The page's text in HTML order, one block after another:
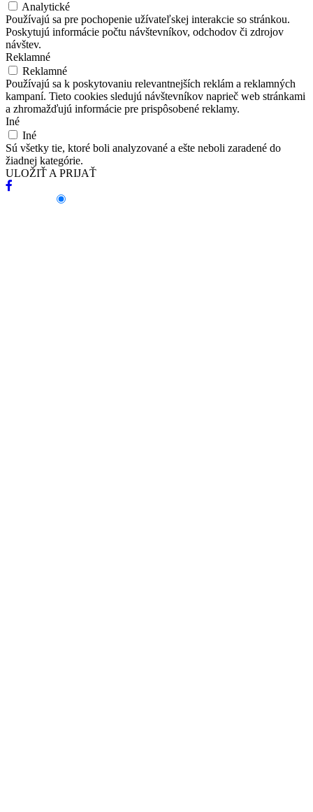
Analytické
Používajú sa pre pochopenie užívateľskej interakcie so stránkou.
Poskytujú informácie počtu návštevníkov, odchodov či zdrojov
návštev.
Reklamné
Reklamné
Používajú sa k poskytovaniu relevantnejších reklám a reklamných
kampaní. Tieto cookies sledujú návštevníkov naprieč web stránkami
a zhromažďujú informácie pre prispôsobené reklamy.
Iné
Iné
Sú všetky tie, ktoré boli analyzované a ešte neboli zaradené do
žiadnej kategórie.
ULOŽIŤ A PRIJAŤ